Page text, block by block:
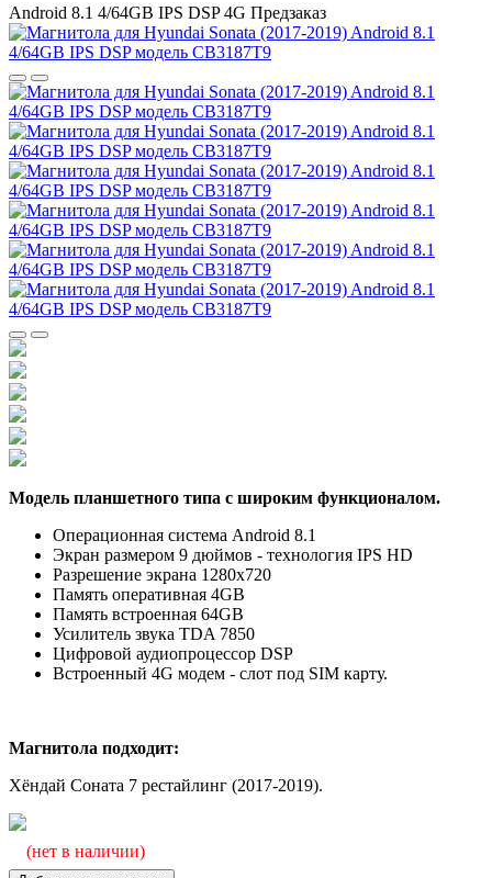
Android 8.1 4/64GB IPS DSP 4G Предзаказ
Модель планшетного типа с широким функционалом.
Операционная система Android 8.1
Экран размером 9 дюймов - технология IPS HD
Разрешение экрана 1280х720
Память оперативная 4GB
Память встроенная 64GB
Усилитель звука TDA 7850
Цифровой аудиопроцессор DSP
Встроенный 4G модем - слот под SIM карту.
Магнитола подходит:
Хёндай Соната 7 рестайлинг (2017-2019).
(нет в наличии)